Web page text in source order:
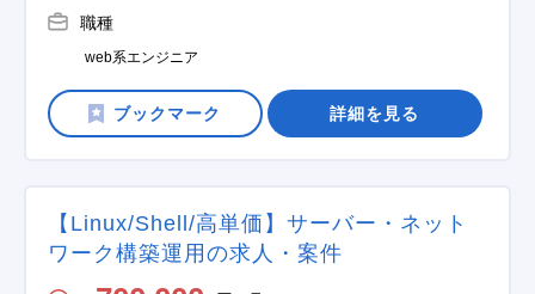
職種
web系エンジニア
詳細を見る
【Linux/Shell/高単価】サーバー・ネット
ワーク構築運用の求人・案件